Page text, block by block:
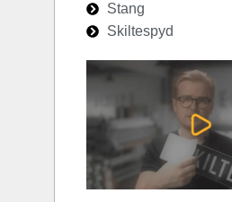
Stang
Skiltespyd